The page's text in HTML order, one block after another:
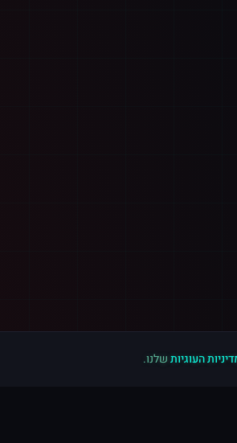
העוגיותשלנו.